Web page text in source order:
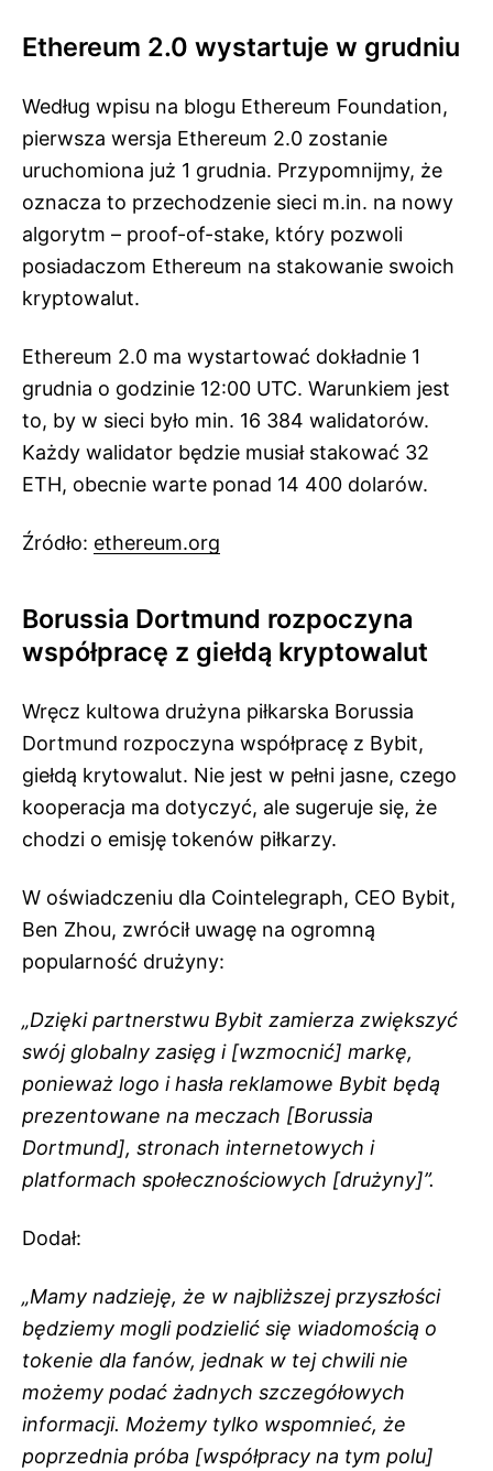
Ethereum 2.0 wystartuje w grudniu
Według wpisu na blogu Ethereum Foundation,
pierwsza wersja Ethereum 2.0 zostanie
uruchomiona już 1 grudnia. Przypomnijmy, że
oznacza to przechodzenie sieci m.in. na nowy
algorytm – proof-of-stake, który pozwoli
posiadaczom Ethereum na stakowanie swoich
kryptowalut.
Ethereum 2.0 ma wystartować dokładnie 1
grudnia o godzinie 12:00 UTC. Warunkiem jest
to, by w sieci było min. 16 384 walidatorów.
Każdy walidator będzie musiał stakować 32
ETH, obecnie warte ponad 14 400 dolarów.
Źródło: ethereum.org
Borussia Dortmund rozpoczyna
współpracę z giełdą kryptowalut
Wręcz kultowa drużyna piłkarska Borussia
Dortmund rozpoczyna współpracę z Bybit,
giełdą krytowalut. Nie jest w pełni jasne, czego
kooperacja ma dotyczyć, ale sugeruje się, że
chodzi o emisję tokenów piłkarzy.
W oświadczeniu dla Cointelegraph, CEO Bybit,
Ben Zhou, zwrócił uwagę na ogromną
popularność drużyny:
„Dzięki partnerstwu Bybit zamierza zwiększyć
swój globalny zasięg i [wzmocnić] markę,
ponieważ logo i hasła reklamowe Bybit będą
prezentowane na meczach [Borussia
Dortmund], stronach internetowych i
platformach społecznościowych [drużyny]”.
Dodał:
„Mamy nadzieję, że w najbliższej przyszłości
będziemy mogli podzielić się wiadomością o
tokenie dla fanów, jednak w tej chwili nie
możemy podać żadnych szczegółowych
informacji. Możemy tylko wspomnieć, że
poprzednia próba [współpracy na tym polu]